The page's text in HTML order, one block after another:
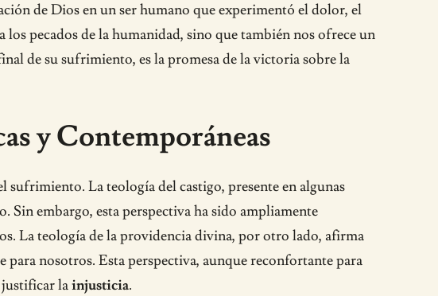
de Dios en un ser humano que experimentó el dolor, el
pecados de la humanidad, sino que también nos ofrece un
de su sufrimiento, es la promesa de la victoria sobre la
y Contemporáneas
sufrimiento. La teología del castigo, presente en algunas
embargo, esta perspectiva ha sido ampliamente
La teología de la providencia divina, por otro lado, afirma
nosotros. Esta perspectiva, aunque reconfortante para
justificar lainjusticia.